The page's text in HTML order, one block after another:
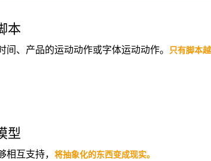
本
、产品的运动动作或字体运动动作。 只有脚本
型
相互支持， 将抽象化的东西变成现实。